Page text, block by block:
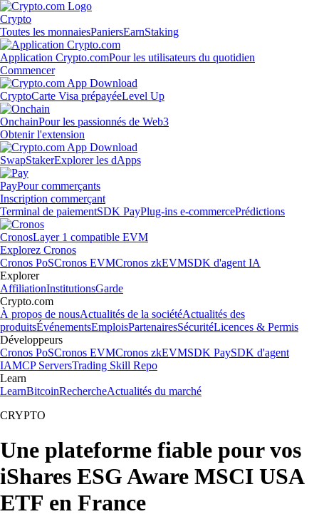
Crypto
Toutes les monnaiesPaniersEarnStaking
Application Crypto.comPour les utilisateurs du quotidien
Commencer
CryptoCarte Visa prépayéeLevel Up
OnchainPour les passionnés de Web3
Obtenir l'extension
SwapStakerExplorer les dApps
PayPour commerçants
Inscription commerçant
Terminal de paiementSDK PayPlug-ins e-commercePrédictions
CronosLayer 1 compatible EVM
Explorez Cronos
Cronos PoSCronos EVMCronos zkEVMSDK d'agent IA
Explorer
AffiliationInstitutionsGarde
Crypto.com
À propos de nousActualités de la sociétéActualités des
produitsÉvénementsEmploisPartenairesSécuritéLicences & Permis
Développeurs
Cronos PoSCronos EVMCronos zkEVMSDK PaySDK d'agent
IAMCP ServersTrading Skill Repo
Learn
LearnBitcoinRechercheActualités du marché
CRYPTO
Une plateforme fiable pour vos
iShares ESG Aware MSCI USA
ETF en France